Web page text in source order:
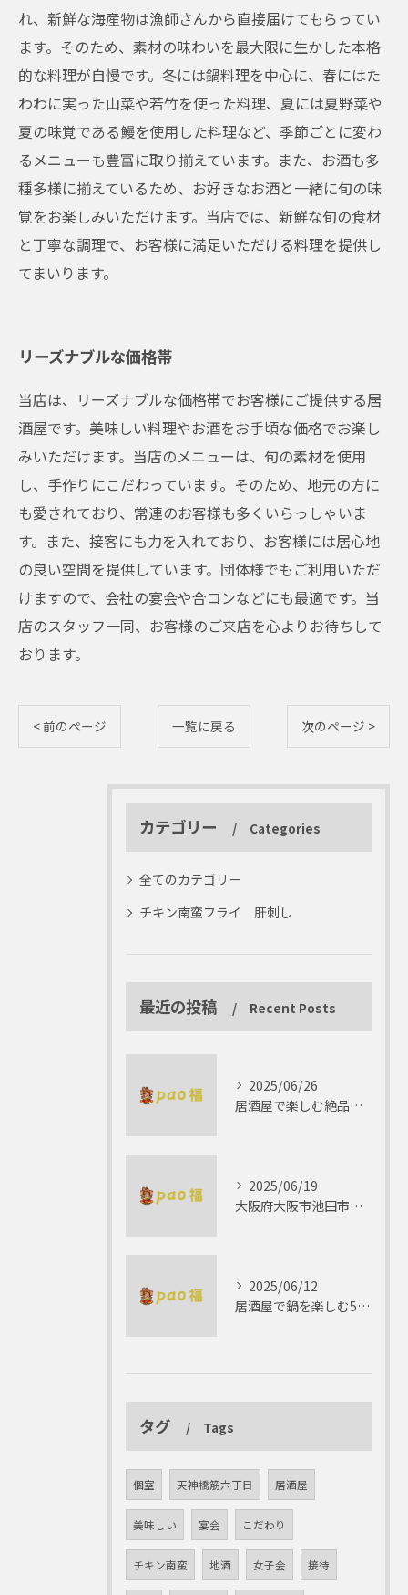
れ、新鮮な海産物は漁師さんから直接届けてもらってい
ます。そのため、素材の味わいを最大限に生かした本格
的な料理が自慢です。冬には鍋料理を中心に、春にはた
わわに実った山菜や若竹を使った料理、夏には夏野菜や
夏の味覚である鰻を使用した料理など、季節ごとに変わ
るメニューも豊富に取り揃えています。また、お酒も多
種多様に揃えているため、お好きなお酒と一緒に旬の味
覚をお楽しみいただけます。当店では、新鮮な旬の食材
と丁寧な調理で、お客様に満足いただける料理を提供し
てまいります。
リーズナブルな価格帯
当店は、リーズナブルな価格帯でお客様にご提供する居
酒屋です。美味しい料理やお酒をお手頃な価格でお楽し
みいただけます。当店のメニューは、旬の素材を使用
し、手作りにこだわっています。そのため、地元の方に
も愛されており、常連のお客様も多くいらっしゃいま
す。また、接客にも力を入れており、お客様には居心地
の良い空間を提供しています。団体様でもご利用いただ
けますので、会社の宴会や合コンなどにも最適です。当
店のスタッフ一同、お客様のご来店を心よりお待ちして
おります。
< 前のページ 一覧に戻る 次のページ >
カテゴリー Categories
全てのカテゴリー
チキン南蛮フライ 肝刺し
最近の投稿 Recent Posts
2025/06/26
居酒屋で楽しむ絶品テリーヌの世界
2025/06/19
大阪府大阪市池田市で楽しむしゃぶしゃぶの魅力とは？
2025/06/12
居酒屋で鍋を楽しむ5つの理由 ゆったりとした時間を
タグ Tags
個室 天神橋筋六丁目 居酒屋
美味しい 宴会 こだわり
チキン南蛮 地酒 女子会 接待